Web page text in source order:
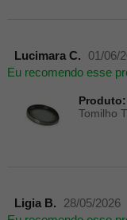
Lucimara C.
01/06/
Eu recomendo esse
Produto:
Tomilho
Ligia B.
28/05/2026